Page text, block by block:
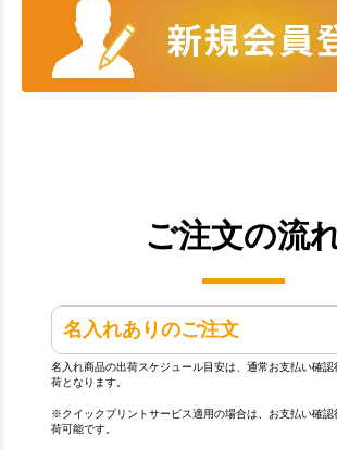
ご注文の流
名入れありのご注文
名入れ商品の出荷スケジュール目安は、通常お支払い確
荷となります。
※クイックプリントサービス適用の場合は、お支払い確認
荷可能です。